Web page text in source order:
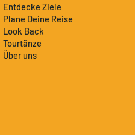
Entdecke Ziele
Plane Deine Reise
Look Back
Tourtänze
Über uns